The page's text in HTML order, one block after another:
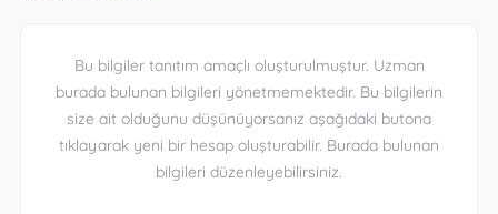
Bu bilgiler tanıtım amaçlı oluşturulmuştur. Uzman
burada bulunan bilgileri yönetmemektedir. Bu bilgilerin
size ait olduğunu düşünüyorsanız aşağıdaki butona
tıklayarak yeni bir hesap oluşturabilir. Burada bulunan
bilgileri düzenleyebilirsiniz.